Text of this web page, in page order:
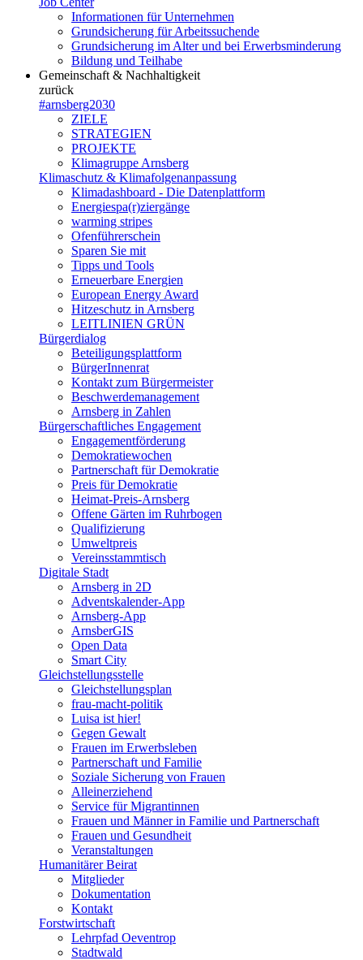
Informationen für Unternehmen
Grundsicherung für Arbeitssuchende
Grundsicherung im Alter und bei Erwerbsminderung
Bildung und Teilhabe
Gemeinschaft & Nachhaltigkeit
zurück
#arnsberg2030
ZIELE
STRATEGIEN
PROJEKTE
Klimagruppe Arnsberg
Klimaschutz & Klimafolgenanpassung
Klimadashboard - Die Datenplattform
Energiespa(r)ziergänge
warming stripes
Ofenführerschein
Sparen Sie mit
Tipps und Tools
Erneuerbare Energien
European Energy Award
Hitzeschutz in Arnsberg
LEITLINIEN GRÜN
Bürgerdialog
Beteiligungsplattform
BürgerInnenrat
Kontakt zum Bürgermeister
Beschwerdemanagement
Arnsberg in Zahlen
Bürgerschaftliches Engagement
Engagementförderung
Demokratiewochen
Partnerschaft für Demokratie
Preis für Demokratie
Heimat-Preis-Arnsberg
Offene Gärten im Ruhrbogen
Qualifizierung
Umweltpreis
Vereinsstammtisch
Digitale Stadt
Arnsberg in 2D
Adventskalender-App
Arnsberg-App
ArnsberGIS
Open Data
Smart City
Gleichstellungsstelle
Gleichstellungsplan
frau-macht-politik
Luisa ist hier!
Gegen Gewalt
Frauen im Erwerbsleben
Partnerschaft und Familie
Soziale Sicherung von Frauen
Alleinerziehend
Service für Migrantinnen
Frauen und Männer in Familie und Partnerschaft
Frauen und Gesundheit
Veranstaltungen
Humanitärer Beirat
Mitglieder
Dokumentation
Kontakt
Forstwirtschaft
Lehrpfad Oeventrop
Stadtwald